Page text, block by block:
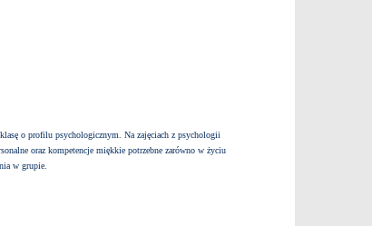
o profilu psychologicznym. Na zajęciach z psychologii
oraz kompetencje miękkie potrzebne zarówno w życiu
w grupie.